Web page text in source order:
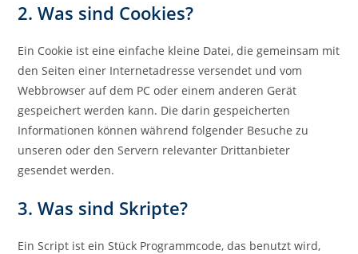
2. Was sind Cookies?
Ein Cookie ist eine einfache kleine Datei, die gemeinsam mit
den Seiten einer Internetadresse versendet und vom
Webbrowser auf dem PC oder einem anderen Gerät
gespeichert werden kann. Die darin gespeicherten
Informationen können während folgender Besuche zu
unseren oder den Servern relevanter Drittanbieter
gesendet werden.
3. Was sind Skripte?
Ein Script ist ein Stück Programmcode, das benutzt wird,